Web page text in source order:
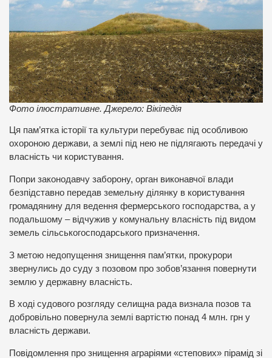
Фото ілюстративне. Джерело: Вікіпедія
Ця пам’ятка історії та культури перебуває під особливою
охороною держави, а землі під нею не підлягають передачі у
власність чи користування.
Попри законодавчу заборону, орган виконавчої влади
безпідставно передав земельну ділянку в користування
громадянину для ведення фермерського господарства, а у
подальшому – відчужив у комунальну власність під видом
земель сільськогосподарського призначення.
З метою недопущення знищення пам’ятки, прокурори
звернулись до суду з позовом про зобов’язання повернути
землю у державну власність.
В ході судового розгляду селищна рада визнала позов та
добровільно повернула землі вартістю понад 4 млн. грн у
власність держави.
Повідомлення про знищення аграріями «степових» пірамід зі